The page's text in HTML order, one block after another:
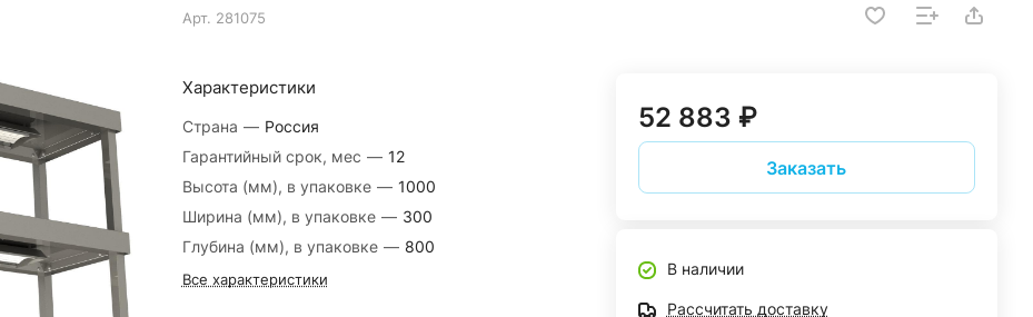
Арт. 281075
Характеристики
Страна — Россия
Гарантийный срок, мес — 12
Высота (мм), в упаковке — 1000
Ширина (мм), в упаковке — 300
Глубина (мм), в упаковке — 800
Все характеристики
52 883 ₽
Заказать
В наличии
Рассчитать доставку